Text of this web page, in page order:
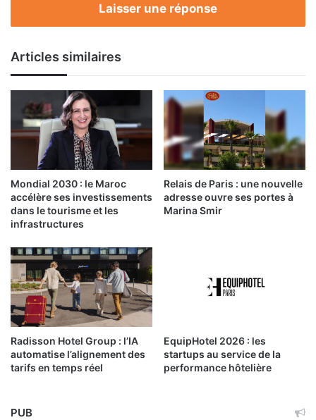
Taghazout
Laisser une réponse
Articles similaires
Mondial 2030 : le Maroc
accélère ses investissements
dans le tourisme et les
infrastructures
Relais de Paris : une nouvelle
adresse ouvre ses portes à
Marina Smir
Radisson Hotel Group : l’IA
automatise l’alignement des
tarifs en temps réel
EquipHotel 2026 : les
startups au service de la
performance hôtelière
PUB